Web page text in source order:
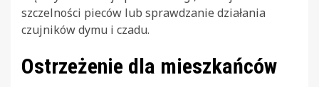
szczelności pieców lub sprawdzanie działania
czujników dymu i czadu.
Ostrzeżenie dla mieszkańców